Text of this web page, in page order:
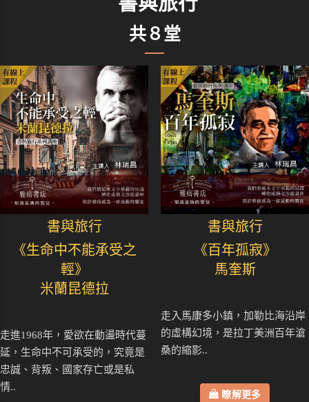
共８堂
書與旅行
《生命中不能承受之
輕》
米蘭昆德拉
走進1968年，愛欲在動盪時代蔓
延，生命中不可承受的，究竟是
忠誠、背叛、國家存亡或是私
情..
書與旅行
《百年孤寂》
馬奎斯
走入馬康多小鎮，加勒比海沿岸
的虛構幻境，是拉丁美洲百年滄
桑的縮影..
瞭解更多